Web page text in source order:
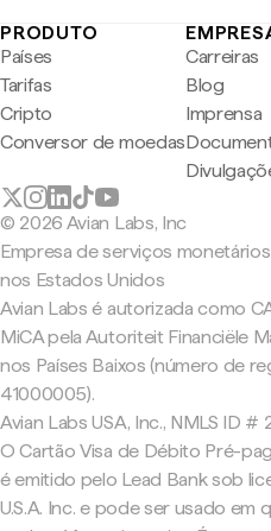
PRODUTO
Países
Tarifas
Cripto
Conversor de moedas
Carreiras
Blog
Imprensa
© 2026 Avian Labs, Inc
Empresa de serviços
nos Estados Unidos
Avian Labs é autorizada como
MiCA pela Autoriteit Financiële
nos Países Baixos (número de
41000005).
Avian Labs USA, Inc., NMLS ID #
O Cartão Visa de Débito Pré-
é emitido pelo Lead Bank sob
U.S.A. Inc. e pode ser usado em